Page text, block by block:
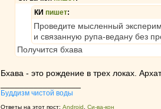
КИ пишет:
Проведите мысленный
и связанную рупа-ведану без
Получится бхава
Бхава - это рождение в трех локах.
Буддизм чистой воды
Ответы на этот пост: Android Си-ва-кон